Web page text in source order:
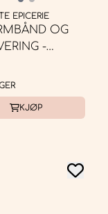
EPICERIE
OG
-
KJØP